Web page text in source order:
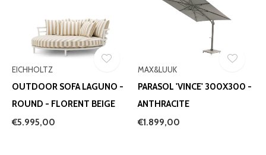
EICHHOLTZ
OUTDOOR SOFA LAGUNO -
ROUND - FLORENT BEIGE
€5.995,00
MAX&LUUK
PARASOL 'VINCE' 300X300 -
ANTHRACITE
€1.899,00